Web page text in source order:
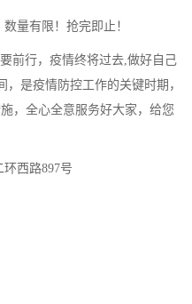
量有限！抢完即止！
前行，疫情终将过去,做好自己
是疫情防控工作的关键时期，
，全心全意服务好大家，给您
西路897号